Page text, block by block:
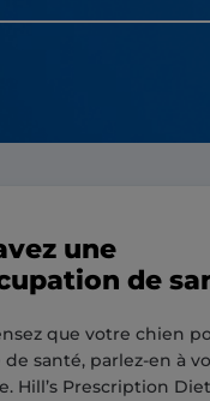
une
de
que votre chien
santé, parlez-en à
Hill’s Prescription